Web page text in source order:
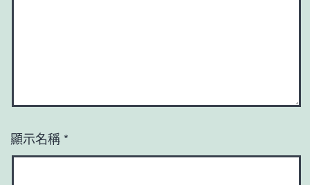
顯示名稱 *